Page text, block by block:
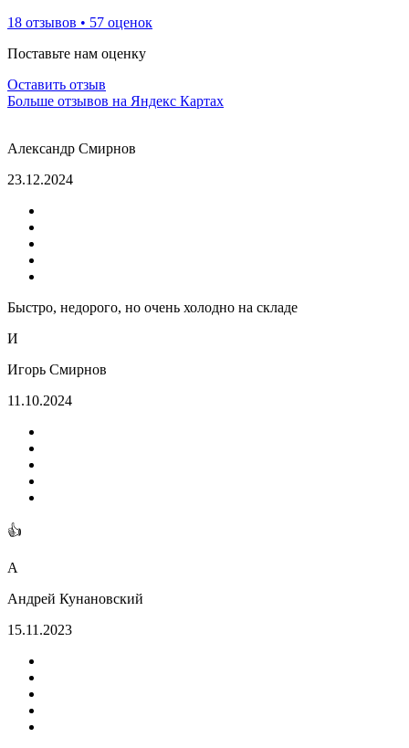
18 отзывов • 57 оценок
Поставьте нам оценку
Оставить отзыв
Больше отзывов на Яндекс Картах
Александр Смирнов
23.12.2024
Быстро, недорого, но очень холодно на складе
И
Игорь Смирнов
11.10.2024
👍
А
Андрей Кунановский
15.11.2023